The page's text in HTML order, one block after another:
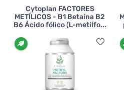
Cytoplan FACTORES
METÍLICOS - B1 Betaína B2
B6 Ácido fólico (L-metilfo...